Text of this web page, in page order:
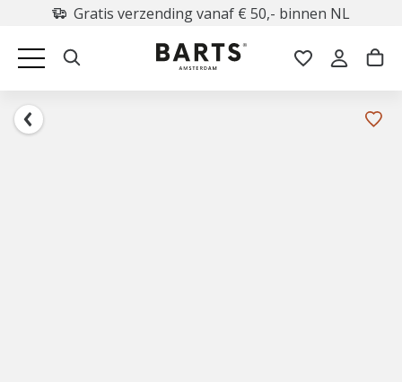
Gratis verzending vanaf € 50,- binnen NL